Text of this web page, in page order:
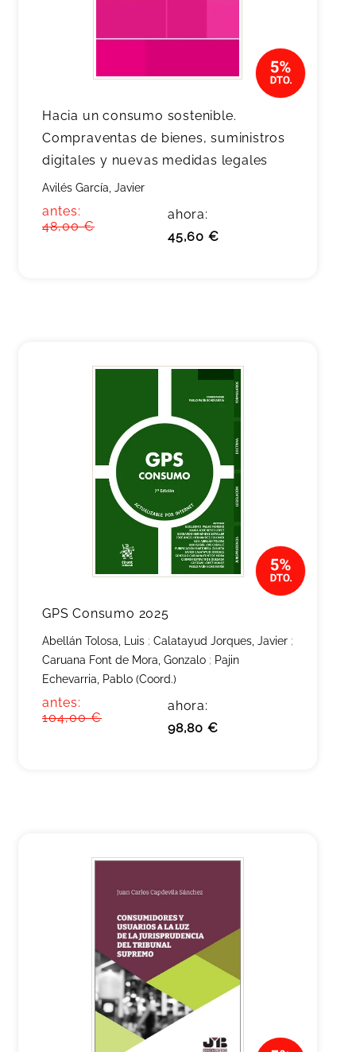
Hacia un consumo sostenible.
Compraventas de bienes, suministros
digitales y nuevas medidas legales
Avilés García, Javier
antes:
48,00 €
ahora:
45,60 €
GPS Consumo 2025
Abellán Tolosa, Luis ; Calatayud Jorques, Javier ;
Caruana Font de Mora, Gonzalo ; Pajin
Echevarria, Pablo (Coord.)
antes:
104,00 €
ahora:
98,80 €